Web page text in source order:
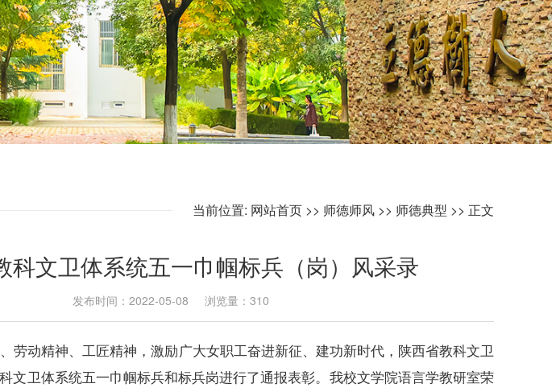
当前位置: 网站首页 >> 师德师风 >> 师德典型 >> 正文
科文卫体系统五一巾帼标兵（岗）风采录
发布时间：2022-05-08 浏览量： 310
劳动精神、工匠精神，激励广大女职工奋进新征、建功新时代，陕西省教科文卫
文卫体系统五一巾帼标兵和标兵岗进行了通报表彰。 我校文学院语言学教研室荣